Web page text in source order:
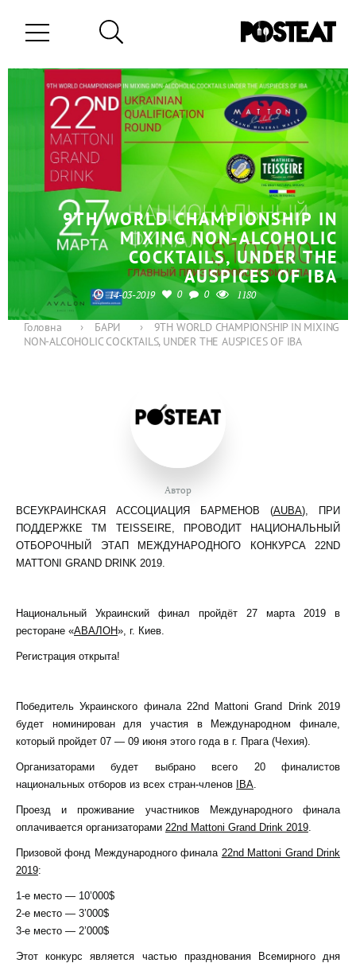
9TH WORLD CHAMPIONSHIP IN
MIXING NON-ALCOHOLIC
COCKTAILS, UNDER THE
AUSPICES OF IBA
14-03-2019 0 0 1180
Головна › БАРИ ›
9TH WORLD CHAMPIONSHIP IN MIXING
NON-ALCOHOLIC COCKTAILS, UNDER THE AUSPICES OF IBA
Автор
ВСЕУКРАИНСКАЯ АССОЦИАЦИЯ БАРМЕНОВ (AUBA), ПРИ
ПОДДЕРЖКЕ ТМ TEISSEIRE, ПРОВОДИТ НАЦИОНАЛЬНЫЙ
ОТБОРОЧНЫЙ ЭТАП МЕЖДУНАРОДНОГО КОНКУРСА 22ND
MATTONI GRAND DRINK 2019.
Национальный Украинский финал пройдёт 27 марта 2019 в
ресторане «АВАЛОН», г. Киев.
Регистрация открыта!
Победитель Украинского финала 22nd Mattoni Grand Drink 2019
будет номинирован для участия в Международном финале,
который пройдет 07 — 09 июня этого года в г. Прага (Чехия).
Организаторами будет выбрано всего 20 финалистов
национальных отборов из всех стран-членов
IBA.
Проезд и проживание участников Международного финала
оплачивается организаторами 22nd Mattoni Grand Drink 2019.
Призовой фонд Международного финала 22nd Mattoni Grand Drink
2019:
1-е место — 10’000$
2-е место — 3’000$
3-е место — 2’000$
Этот конкурс является частью празднования Всемирного дня